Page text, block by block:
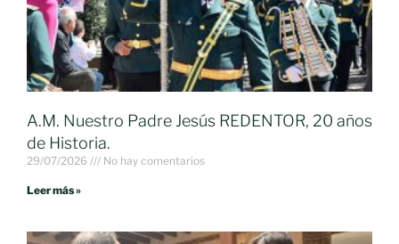
A.M. Nuestro Padre Jesús REDENTOR, 20 años
de Historia.
29/07/2026 No hay comentarios
Leer más »